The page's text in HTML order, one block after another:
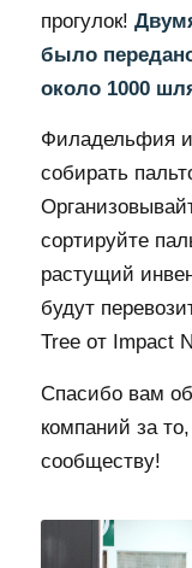
прогулок!
было
около 1000
Филадельфия
собирать
сортируйте
растущий
будут
Tree от Impact
Спасибо вам
компаний за
сообществу!